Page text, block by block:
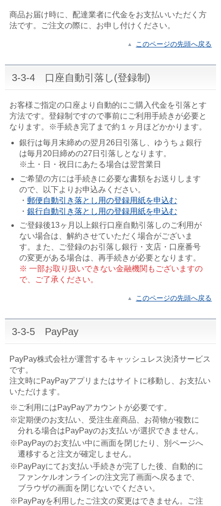
商品お届け時に、配達業者に代金をお支払いいただく方
法です。ご注文の際に、お申し付けください。
このページの先頭へ戻る
3-3-4 口座自動引落し(登録制)
お客様ご指定の口座より自動的にご購入代金を引落とす
方法です。登録制ですので事前にご利用手続きが必要と
なります。※手続き完了まで約１ヶ月ほどかかります。
銀行は毎月末締めの翌月26日引落し、ゆうちょ銀行
は毎月20日締めの27日引落しとなります。
※土・日・祝日にあたる場合は翌営業日
ご希望の方には手続きに必要な書類をお送りします
ので、以下よりお申込みください。
・郵便自動引き落とし用の登録用紙を申込む
・銀行自動引き落とし用の登録用紙を申込む
ご登録後13ヶ月以上銀行口座自動引落しのご利用が
ない場合は、解約させていただく場合がございま
す。また、ご登録のお引落し銀行・支店・口座番号
の変更がある場合は、再手続きが必要となります。
※ 一部お取り扱いできない金融機関もございますの
で、ご了承ください。
このページの先頭へ戻る
3-3-5 PayPay
PayPay株式会社が運営するキャッシュレス決済サービス
です。
注文時にPayPayアプリまたはサイトに移動し、お支払い
いただけます。
※ご利用にはPayPayアカウントが必要です。
※定期便のお支払い、受注生産商品、お荷物が複数に
分れる場合はPayPayのお支払いが選択できません。
※PayPayのお支払い中に画面を閉じたり、別ページへ
遷移すると注文が確定しません。
※PayPayにてお支払い手続きが完了した後、自動的に
ファンケルオンラインの注文完了画面へ戻るまで、
ブラウザの画面を閉じないでください。
※PayPayを利用したご注文の変更はできません。ご注